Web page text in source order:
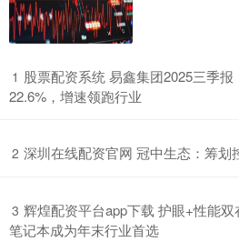
1 股票配资系统 易鑫集团2025三季
22.6%，增速领跑行业
2 深圳在线配资官网 冠中生态：筹划
3 辉煌配资平台app下载 护眼+性能
笔记本成为年末行业首选